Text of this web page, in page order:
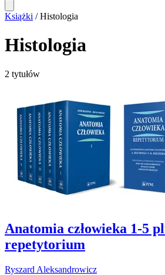
Książki / Histologia
Histologia
2 tytułów
Anatomia człowieka 1-5
repetytorium
Ryszard Aleksandrowicz